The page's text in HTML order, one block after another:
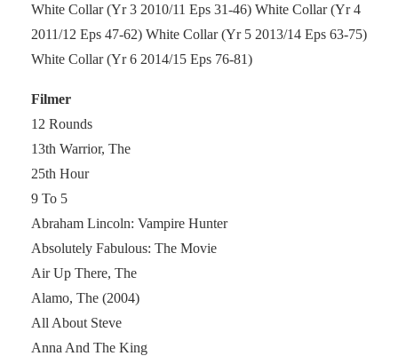
White Collar (Yr 3 2010/11 Eps 31-46) White Collar (Yr 4
2011/12 Eps 47-62) White Collar (Yr 5 2013/14 Eps 63-75)
White Collar (Yr 6 2014/15 Eps 76-81)
Filmer
12 Rounds
13th Warrior, The
25th Hour
9 To 5
Abraham Lincoln: Vampire Hunter
Absolutely Fabulous: The Movie
Air Up There, The
Alamo, The (2004)
All About Steve
Anna And The King